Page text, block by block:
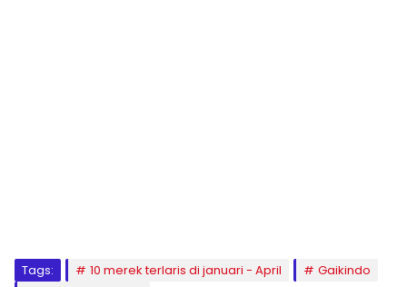
Tags: 10 merek terlaris di januari - April
Gaikindo